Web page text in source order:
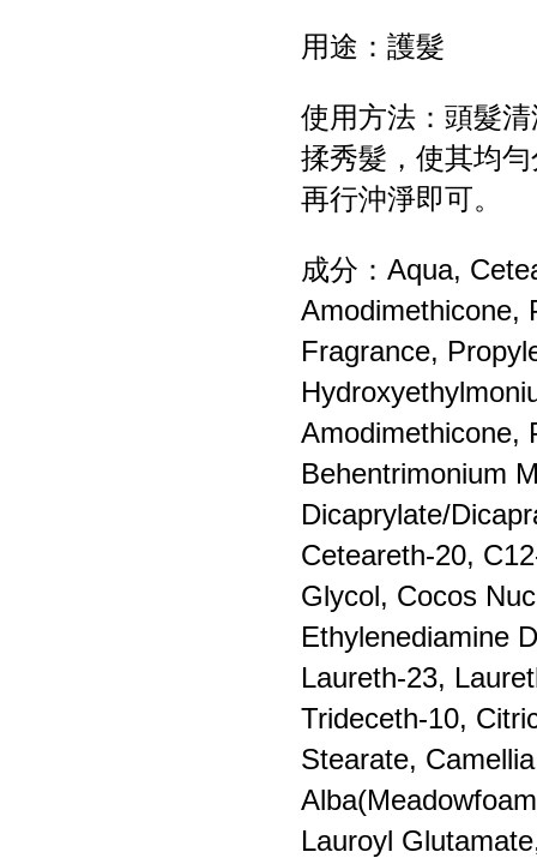
用途：護髮
使用方法：頭髮
揉秀髮，使其均
再行沖淨即可。
成分：Aqua,
Amodimethicone,
Fragrance,
Amodimethicone,
Behentrimonium
Dicaprylate/
Ceteareth-20,
Glycol, Cocos
Ethylenediamine
Laureth-23,
Trideceth-10,
Stearate,
Lauroyl